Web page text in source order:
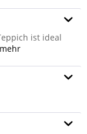
ist ideal
mehr